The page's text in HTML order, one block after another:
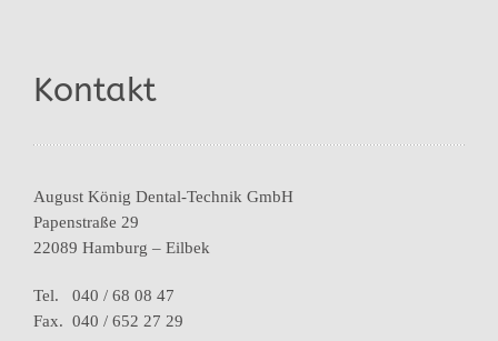
Kontakt
August König Dental-Technik GmbH
Papenstraße 29
22089 Hamburg – Eilbek
Tel. 040 / 68 08 47
Fax. 040 / 652 27 29